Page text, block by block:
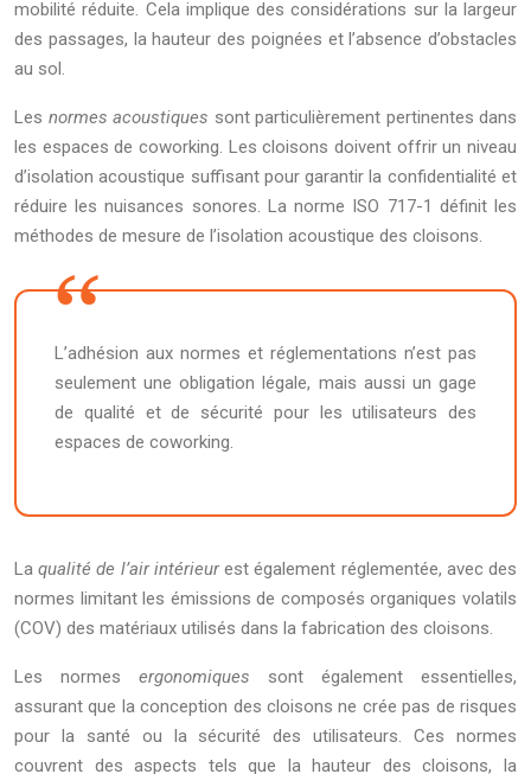
mobilité réduite. Cela implique des considérations sur la largeur
des passages, la hauteur des poignées et l’absence d’obstacles
au sol.
Les normes acoustiques sont particulièrement pertinentes dans
les espaces de coworking. Les cloisons doivent offrir un niveau
d’isolation acoustique suffisant pour garantir la confidentialité et
réduire les nuisances sonores. La norme ISO 717-1 définit les
méthodes de mesure de l’isolation acoustique des cloisons.
L’adhésion aux normes et réglementations n’est pas
seulement une obligation légale, mais aussi un gage
de qualité et de sécurité pour les utilisateurs des
espaces de coworking.
Laqualité de l’air intérieurest également réglementée, avec des
normes limitant les émissions de composés organiques volatils
(COV) des matériaux utilisés dans la fabrication des cloisons.
Les normes ergonomiques sont également essentielles,
assurant que la conception des cloisons ne crée pas de risques
pour la santé ou la sécurité des utilisateurs. Ces normes
couvrent des aspects tels que la hauteur des cloisons, la